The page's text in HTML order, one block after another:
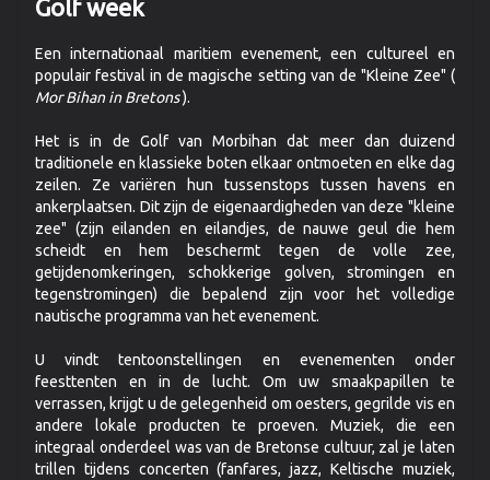
Golf week
Een internationaal maritiem evenement, een cultureel en
populair festival in de magische setting van de "Kleine Zee" (
Mor Bihan in Bretons).
Het is in de Golf van Morbihan dat meer dan duizend
traditionele en klassieke boten elkaar ontmoeten en elke dag
zeilen. Ze variëren hun tussenstops tussen havens en
ankerplaatsen. Dit zijn de eigenaardigheden van deze "kleine
zee" (zijn eilanden en eilandjes, de nauwe geul die hem
scheidt en hem beschermt tegen de volle zee,
getijdenomkeringen, schokkerige golven, stromingen en
tegenstromingen) die bepalend zijn voor het volledige
nautische programma van het evenement.
U vindt tentoonstellingen en evenementen onder
feesttenten en in de lucht. Om uw smaakpapillen te
verrassen, krijgt u de gelegenheid om oesters, gegrilde vis en
andere lokale producten te proeven. Muziek, die een
integraal onderdeel was van de Bretonse cultuur, zal je laten
trillen tijdens concerten (fanfares, jazz, Keltische muziek,